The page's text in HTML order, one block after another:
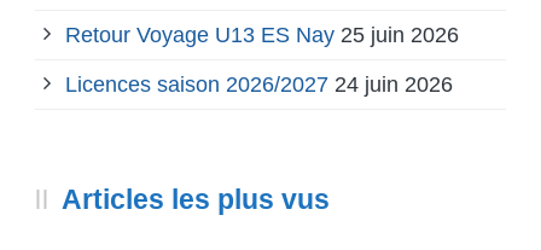
Retour Voyage U13 ES Nay 25 juin 2026
Licences saison 2026/2027 24 juin 2026
Articles les plus vus